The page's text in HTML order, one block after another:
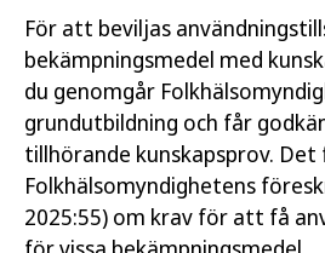
För att beviljas
bekämpningsmedel med
du genomgår
grundutbildning och får
tillhörande kunskapsprov. Det
Folkhälsomyndighetens
2025:55) om krav för att få